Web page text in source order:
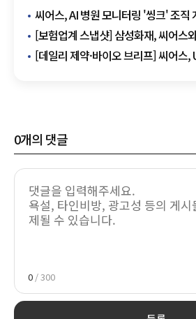
씨어스, AI 병원 모니터링 '씽크' 조
강화
[보험업계 스냅샷] 삼성화재, 씨어스
디지털 헬스케어 사업화 추진 外
[데일리 제약·바이오 브리프] 씨어스,
0개의 댓글
0 / 300